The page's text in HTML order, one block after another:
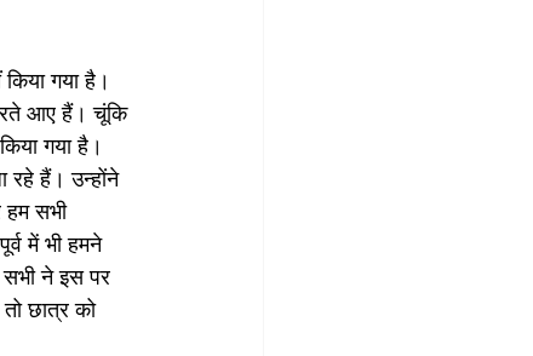
गया है।
आए हैं। चूंकि
गया है।
रहे हैं। उन्होंने
हम सभी
में भी हमने
सभी ने इस पर
छात्र को